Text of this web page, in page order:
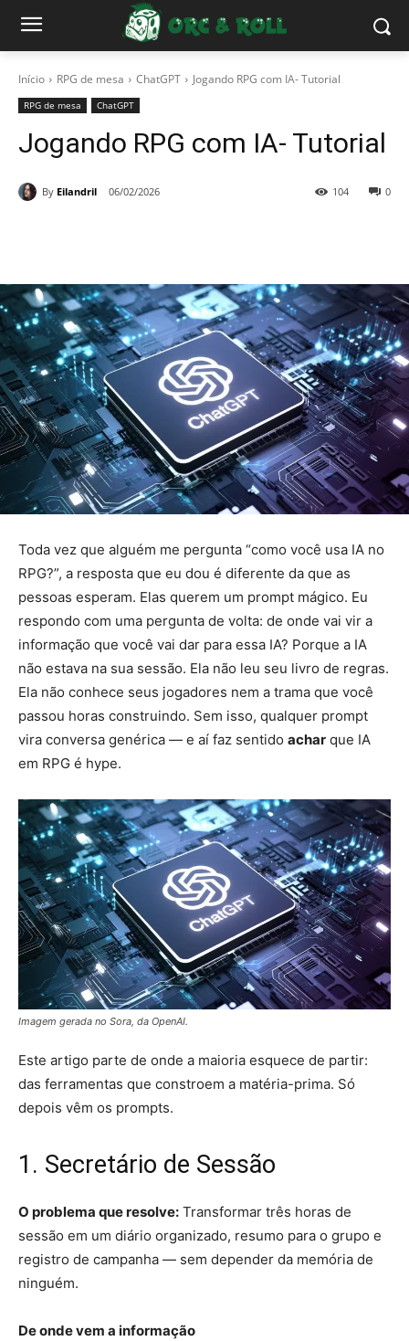
Início RPG de mesa ChatGPT Jogando RPG com IA- Tutorial
RPG de mesa ChatGPT
Jogando RPG com IA- Tutorial
By Eilandril 06/02/2026 0
104
Toda vez que alguém me pergunta “como você usa IA no
RPG?”, a resposta que eu dou é diferente da que as
pessoas esperam. Elas querem um prompt mágico. Eu
respondo com uma pergunta de volta: de onde vai vir a
informação que você vai dar para essa IA? Porque a IA
não estava na sua sessão. Ela não leu seu livro de regras.
Ela não conhece seus jogadores nem a trama que você
passou horas construindo. Sem isso, qualquer prompt
vira conversa genérica — e aí faz sentido achar que IA
em RPG é hype.
Imagem gerada no Sora, da OpenAI.
Este artigo parte de onde a maioria esquece de partir:
das ferramentas que constroem a matéria-prima. Só
depois vêm os prompts.
1. Secretário de Sessão
O problema que resolve: Transformar três horas de
sessão em um diário organizado, resumo para o grupo e
registro de campanha — sem depender da memória de
ninguém.
De onde vem a informação